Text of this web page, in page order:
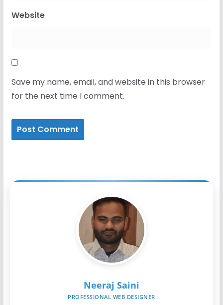
Website
Save my name, email, and website in this browser
for the next time I comment.
Neeraj Saini
PROFESSIONAL WEB DESIGNER